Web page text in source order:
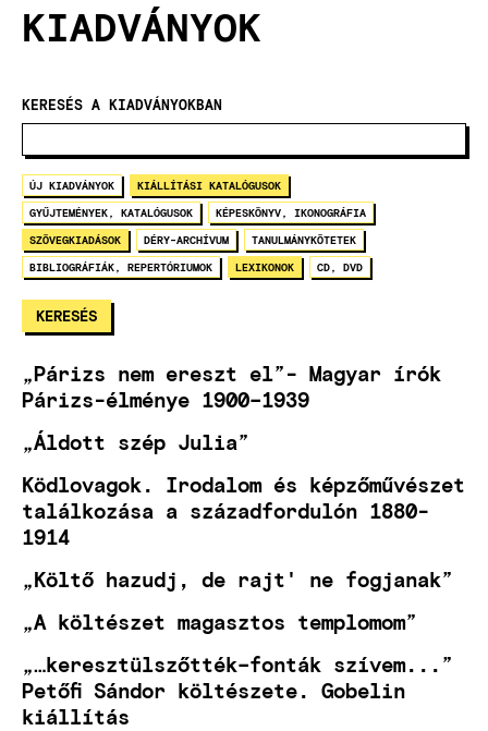
KIADVÁNYOK
KERESÉS A KIADVÁNYOKBAN
ÚJ KIADVÁNYOK KIÁLLÍTÁSI KATALÓGUSOK
GYŰJTEMÉNYEK, KATALÓGUSOK KÉPESKÖNYV, IKONOGRÁFIA
SZÖVEGKIADÁSOK DÉRY-ARCHÍVUM TANULMÁNYKÖTETEK
BIBLIOGRÁFIÁK, REPERTÓRIUMOK LEXIKONOK CD, DVD
„Párizs nem ereszt el”- Magyar írók
Párizs-élménye 1900–1939
„Áldott szép Julia”
Ködlovagok. Irodalom és képzőművészet
találkozása a századfordulón 1880-
1914
„Költő hazudj, de rajt' ne fogjanak”
„A költészet magasztos templomom”
„…keresztülszőtték–fonták szívem...”
Petőfi Sándor költészete. Gobelin
kiállítás